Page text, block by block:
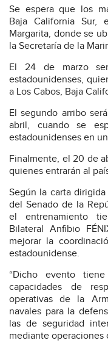
Se espera que los
Baja California Sur,
Margarita, donde se
la Secretaría de la
El 24 de marzo
estadounidenses,
a Los Cabos, Baja
El segundo arribo
abril, cuando se
estadounidenses en
Finalmente, el 20 de
quienes entrarán al
Según la carta
del Senado de la
el entrenamiento
Bilateral Anfibio
mejorar la
estadounidense.
“Dicho evento
capacidades de
operativas de la
navales para la
las de seguridad
mediante operaciones